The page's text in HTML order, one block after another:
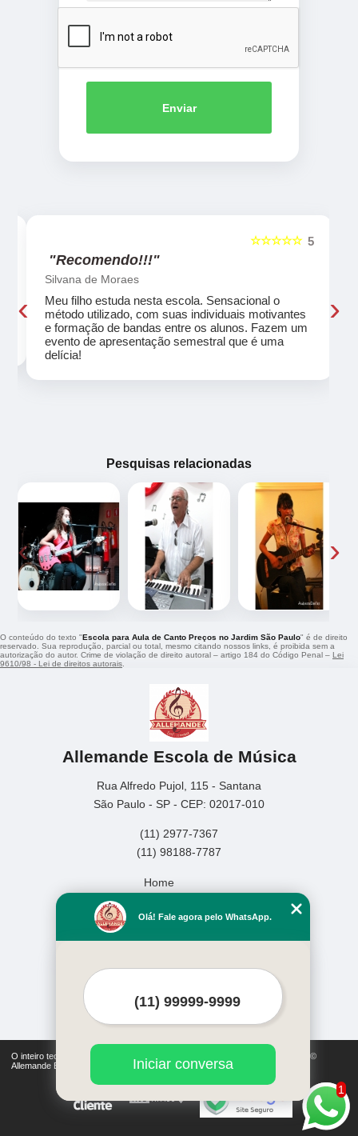
Enviar
5
☆☆☆☆☆
"Recomendo!!!"
Silvana de Moraes
Meu filho estuda nesta escola. Sensacional o
método utilizado, com suas individuais motivantes
e formação de bandas entre os alunos. Fazem um
evento de apresentação semestral que é uma
delícia!
‹ ›
Pesquisas relacionadas
‹ ›
O conteúdo do texto "Escola para Aula de Canto Preços no Jardim São Paulo" é de direito
reservado. Sua reprodução, parcial ou total, mesmo citando nossos links, é proibida sem a
autorização do autor. Crime de violação de direito autoral – artigo 184 do Código Penal – Lei
9610/98 - Lei de direitos autorais
Allemande Escola de Música
Rua Alfredo Pujol, 115 - Santana
São Paulo - SP - CEP: 02017-010
(11) 2977-7367
(11) 98188-7787
Home
Missão
O inteiro teor deste site está sujeito à proteção de direitos autorais. Copyright©
Allemande Escola de Música (Lei 9610 de 19/02/1998)
1
Olá! Fale agora pelo WhatsApp.
Iniciar conversa